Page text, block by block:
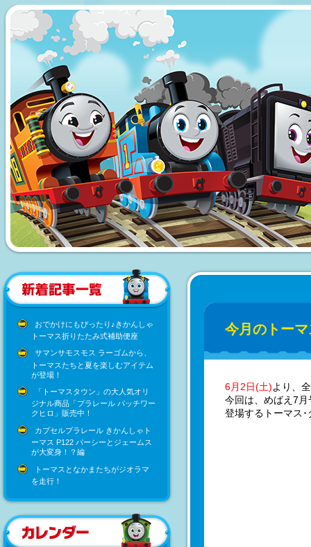
おでかけにもぴったり♪きかんしゃ
トーマス折りたたみ式補助便座
サマンサモスモス ラーゴムから、
トーマスたちと夏を楽しむアイテム
が登場！
「トーマスタウン」の大人気オリ
ジナル商品「プラレール パッチワー
クヒロ」販売中！
カプセルプラレール きかんしゃト
ーマス P122 パーシーとジェームス
が大変身！？編
トーマスとなかまたちがジオラマ
を走行！
今月のトー
6月2日(土)より、
今回は、めばえ7
登場するトーマス